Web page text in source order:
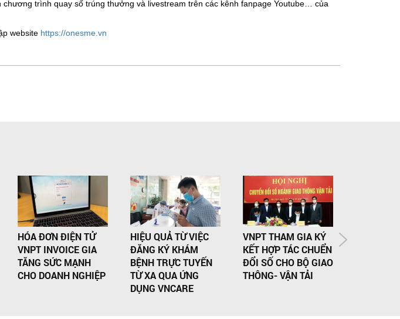
trình quay số trúng thưởng và livestream trên các kênh fanpage Youtube… của
website https://onesme.vn
HÓA ĐƠN ĐIỆN TỬ
VNPT INVOICE GIA
TĂNG SỨC MẠNH
CHO DOANH NGHIỆP
HIỆU QUẢ TỪ VIỆC
ĐĂNG KÝ KHÁM
BỆNH TRỰC TUYẾN
TỪ XA QUA ỨNG
DỤNG VNCARE
VNPT THAM GIA KÝ
KẾT HỢP TÁC CHUỂN
ĐỔI SỐ CHO BỘ GIAO
THÔNG- VẬN TẢI